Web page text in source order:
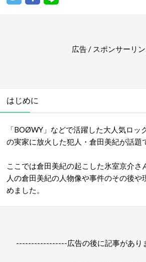
広告 / スポンサーリ
はじめに
「BOØWY」などで活躍した大人気ロッ
の実家に放火した犯人・倉田美紀が話題
ここでは倉田美紀の起こした氷室京介さ
人の倉田美紀の人物像や事件のその後や
めました。
-----------------広告の後に記事があ